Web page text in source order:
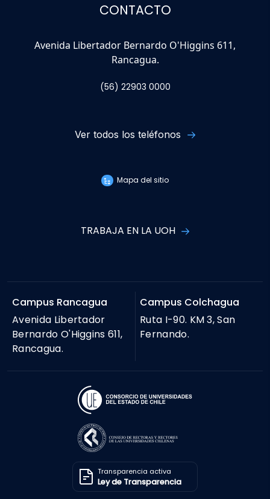
CONTACTO
Avenida Libertador Bernardo O'Higgins 611,
Rancagua.
(56) 22903 0000
Ver todos los teléfonos
Mapa del sitio
TRABAJA EN LA UOH
Campus Rancagua
Avenida Libertador
Bernardo O'Higgins 611,
Rancagua.
Campus Colchagua
Ruta I-90. KM 3, San
Fernando.
Transparencia activa
Ley de Transparencia